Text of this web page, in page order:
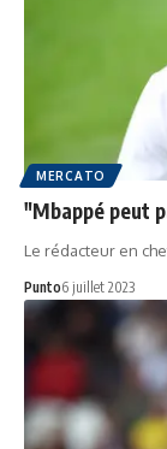
MERCATO
"Mbappé peut
Le rédacteur en
Punto6 juillet 2023